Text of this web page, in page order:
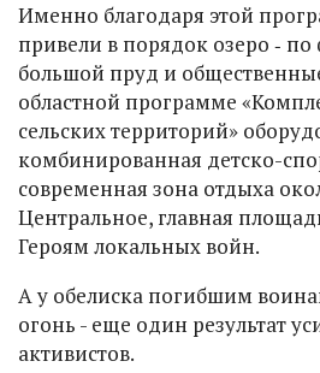
Именно благодаря этой
привели в порядок озеро ‑
большой пруд и
областной программе
сельских территорий»
комбинированная детско-
современная зона отдыха
Центральное, главная
Героям локальных войн.
А у обелиска погибшим
огонь - еще один результат
активистов.